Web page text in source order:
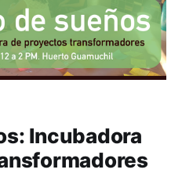
Incubadora